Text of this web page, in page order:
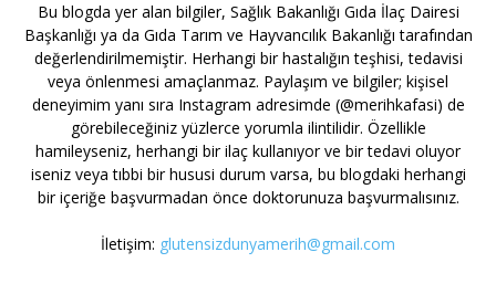
Bu blogda yer alan bilgiler, Sağlık Bakanlığı Gıda İlaç Dairesi
Başkanlığı ya da Gıda Tarım ve Hayvancılık Bakanlığı tarafından
değerlendirilmemiştir. Herhangi bir hastalığın teşhisi, tedavisi
veya önlenmesi amaçlanmaz. Paylaşım ve bilgiler; kişisel
deneyimim yanı sıra Instagram adresimde (@merihkafasi) de
görebileceğiniz yüzlerce yorumla ilintilidir. Özellikle
hamileyseniz, herhangi bir ilaç kullanıyor ve bir tedavi oluyor
iseniz veya tıbbi bir hususi durum varsa, bu blogdaki herhangi
bir içeriğe başvurmadan önce doktorunuza başvurmalısınız.
İletişim: glutensizdunyamerih@gmail.com